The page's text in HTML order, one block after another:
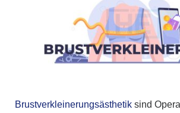
Brustverkleinerungsästhetik sind